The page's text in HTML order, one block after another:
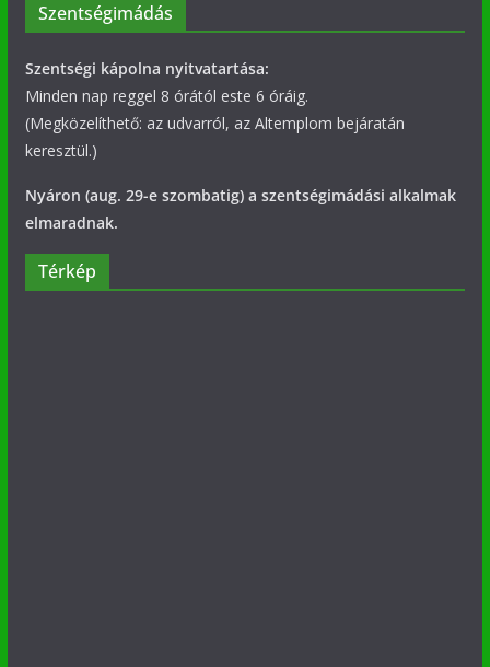
Szentségimádás
Szentségi kápolna nyitvatartása:
Minden nap reggel 8 órától este 6 óráig.
(Megközelíthető: az udvarról, az Altemplom bejáratán
keresztül.)
Nyáron (aug. 29-e szombatig) a szentségimádási alkalmak
elmaradnak.
Térkép